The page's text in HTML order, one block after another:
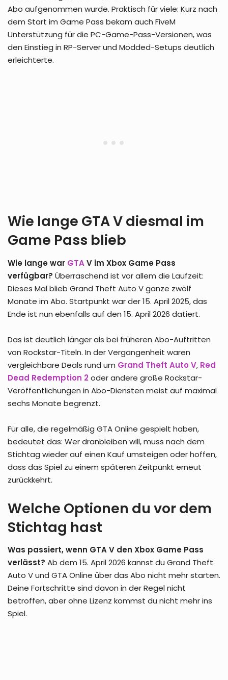
Abo aufgenommen wurde. Praktisch für viele: Kurz nach
dem Start im Game Pass bekam auch FiveM
Unterstützung für die PC-Game-Pass-Versionen, was
den Einstieg in RP-Server und Modded-Setups deutlich
erleichterte.
Wie lange GTA V diesmal im
Game Pass blieb
Wie lange war GTAV im Xbox Game Pass
verfügbar? Überraschend ist vor allem die Laufzeit:
Dieses Mal blieb Grand Theft Auto V ganze zwölf
Monate im Abo. Startpunkt war der 15. April 2025, das
Ende ist nun ebenfalls auf den 15. April 2026 datiert.
Das ist deutlich länger als bei früheren Abo-Auftritten
von Rockstar-Titeln. In der Vergangenheit waren
vergleichbare Deals rund um Grand Theft Auto V, Red
Dead Redemption 2oder andere große Rockstar-
Veröffentlichungen in Abo-Diensten meist auf maximal
sechs Monate begrenzt.
Für alle, die regelmäßig GTA Online gespielt haben,
bedeutet das: Wer dranbleiben will, muss nach dem
Stichtag wieder auf einen Kauf umsteigen oder hoffen,
dass das Spiel zu einem späteren Zeitpunkt erneut
zurückkehrt.
Welche Optionen du vor dem
Stichtag hast
Was passiert, wenn GTA V den Xbox Game Pass
verlässt? Ab dem 15. April 2026 kannst du Grand Theft
Auto V und GTA Online über das Abo nicht mehr starten.
Deine Fortschritte sind davon in der Regel nicht
betroffen, aber ohne Lizenz kommst du nicht mehr ins
Spiel.